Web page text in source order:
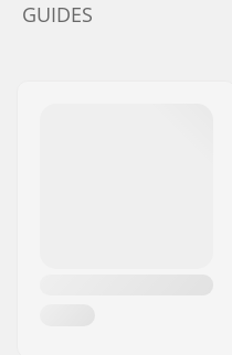
GUIDES